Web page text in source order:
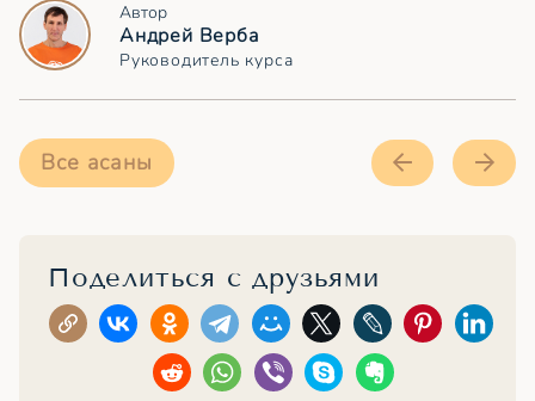
Автор
Андрей Верба
Руководитель курса
Все асаны
Поделиться с друзьями